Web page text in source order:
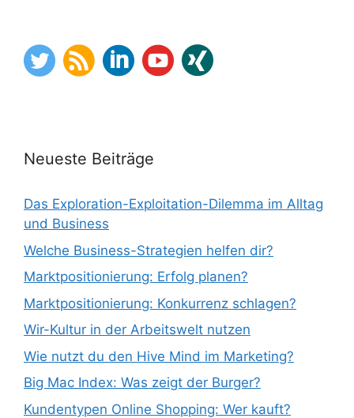
Neueste Beiträge
Das Exploration-Exploitation-Dilemma im Alltag
und Business
Welche Business-Strategien helfen dir?
Marktpositionierung: Erfolg planen?
Marktpositionierung: Konkurrenz schlagen?
Wir-Kultur in der Arbeitswelt nutzen
Wie nutzt du den Hive Mind im Marketing?
Big Mac Index: Was zeigt der Burger?
Kundentypen Online Shopping: Wer kauft?